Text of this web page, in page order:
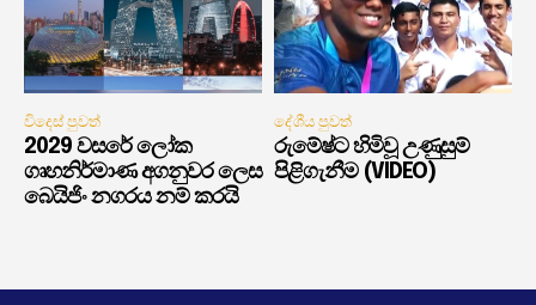
විදෙස් පුවත්
2029 වසරේ ලෝක
ගෘහනිර්මාණ අගනුවර ලෙස
බෙයිජිං නගරය නම් කරයි
දේශීය පුවත්
රුමේෂ්ට හිමිවූ උණුසුම්
පිළිගැනීම (VIDEO)